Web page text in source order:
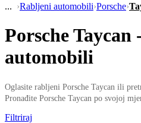
›Rabljeni automobili›Porsche›
Porsche
automobili
Oglasite rabljeni Porsche Taycan ili
Pronađite Porsche Taycan po svojoj
Filtriraj